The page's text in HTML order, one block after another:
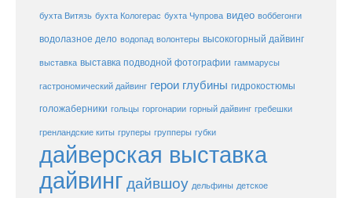
бухта Витязь бухта Кологерас бухта Чупрова видео воббегонги
водолазное дело водопад волонтеры высокогорный дайвинг
выставка выставка подводной фотографии гаммарусы
гастрономический дайвинг герои глубины гидрокостюмы
голожаберники гольцы горгонарии горный дайвинг гребешки
гренландские киты груперы групперы губки
дайверская выставка
дайвингдайвшоу дельфины детское